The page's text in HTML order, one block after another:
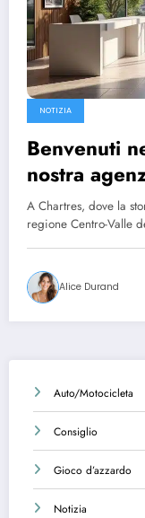
NOTIZIA
Benvenuti
nostra
Chartres
A Chartres, dove la
regione Centro-Valle
Alice Durand
Auto/Motocicleta
Consiglio
Gioco d’azzardo
Notizia